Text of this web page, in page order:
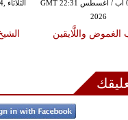
الثلاثاء ,04 آب / أغسطس GMT 22:31
2026
واللَّايقين